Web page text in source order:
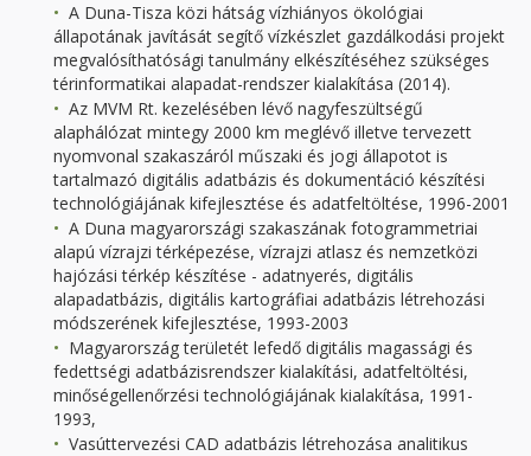
A Duna-Tisza közi hátság vízhiányos ökológiai
állapotának javítását segítő vízkészlet gazdálkodási projekt
megvalósíthatósági tanulmány elkészítéséhez szükséges
térinformatikai alapadat-rendszer kialakítása (2014).
Az MVM Rt. kezelésében lévő nagyfeszültségű
alaphálózat mintegy 2000 km meglévő illetve tervezett
nyomvonal szakaszáról műszaki és jogi állapotot is
tartalmazó digitális adatbázis és dokumentáció készítési
technológiájának kifejlesztése és adatfeltöltése, 1996-2001
A Duna magyarországi szakaszának fotogrammetriai
alapú vízrajzi térképezése, vízrajzi atlasz és nemzetközi
hajózási térkép készítése - adatnyerés, digitális
alapadatbázis, digitális kartográfiai adatbázis létrehozási
módszerének kifejlesztése, 1993-2003
Magyarország területét lefedő digitális magassági és
fedettségi adatbázisrendszer kialakítási, adatfeltöltési,
minőségellenőrzési technológiájának kialakítása, 1991-
1993,
Vasúttervezési CAD adatbázis létrehozása analitikus